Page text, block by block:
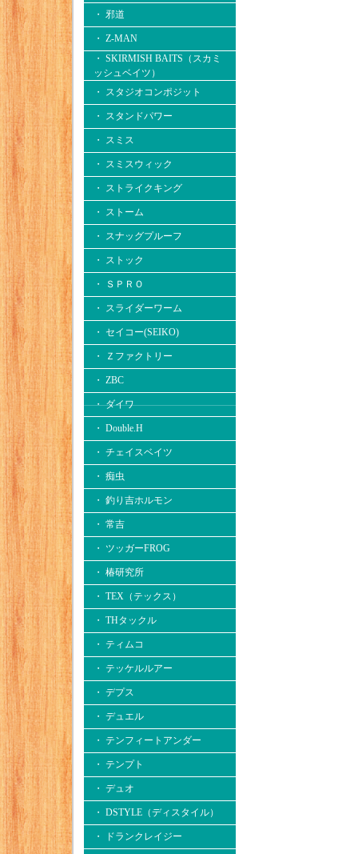
・ 邪道
・ Z-MAN
・ SKIRMISH BAITS（スカミ
ッシュベイツ）
・ スタジオコンポジット
・ スタンドパワー
・ スミス
・ スミスウィック
・ ストライクキング
・ ストーム
・ スナッグプルーフ
・ ストック
・ ＳＰＲＯ
・ スライダーワーム
・ セイコー(SEIKO)
・ Ｚファクトリー
・ ZBC
・ ダイワ
・ Double.H
・ チェイスベイツ
・ 痴虫
・ 釣り吉ホルモン
・ 常吉
・ ツッガーFROG
・ 椿研究所
・ TEX（テックス）
・ THタックル
・ ティムコ
・ テッケルルアー
・ デプス
・ デュエル
・ テンフィートアンダー
・ テンプト
・ デュオ
・ DSTYLE（ディスタイル）
・ ドランクレイジー